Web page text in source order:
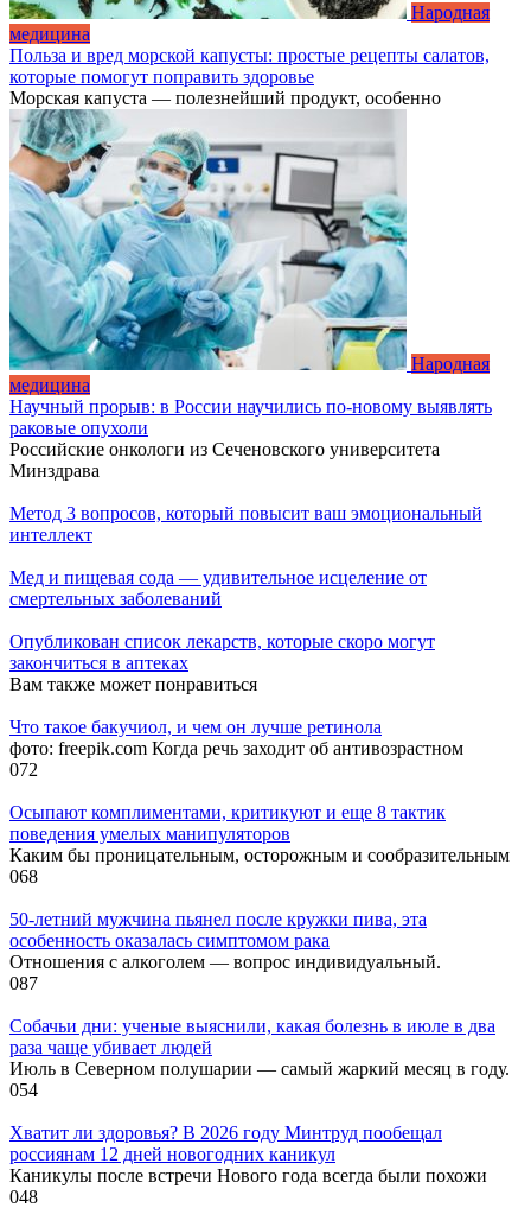
Народная
медицина
Польза и вред морской капусты: простые рецепты салатов,
которые помогут поправить здоровье
Морская капуста — полезнейший продукт, особенно
Народная
медицина
Научный прорыв: в России научились по-новому выявлять
раковые опухоли
Российские онкологи из Сеченовского университета
Минздрава
Метод 3 вопросов, который повысит ваш эмоциональный
интеллект
Мед и пищевая сода — удивительное исцеление от
смертельных заболеваний
Опубликован список лекарств, которые скоро могут
закончиться в аптеках
Вам также может понравиться
Что такое бакучиол, и чем он лучше ретинола
фото: freepik.com Когда речь заходит об антивозрастном
072
Осыпают комплиментами, критикуют и еще 8 тактик
поведения умелых манипуляторов
Каким бы проницательным, осторожным и сообразительным
068
50-летний мужчина пьянел после кружки пива, эта
особенность оказалась симптомом рака
Отношения с алкоголем — вопрос индивидуальный.
087
Собачьи дни: ученые выяснили, какая болезнь в июле в два
раза чаще убивает людей
Июль в Северном полушарии — самый жаркий месяц в году.
054
Хватит ли здоровья? В 2026 году Минтруд пообещал
россиянам 12 дней новогодних каникул
Каникулы после встречи Нового года всегда были похожи
048